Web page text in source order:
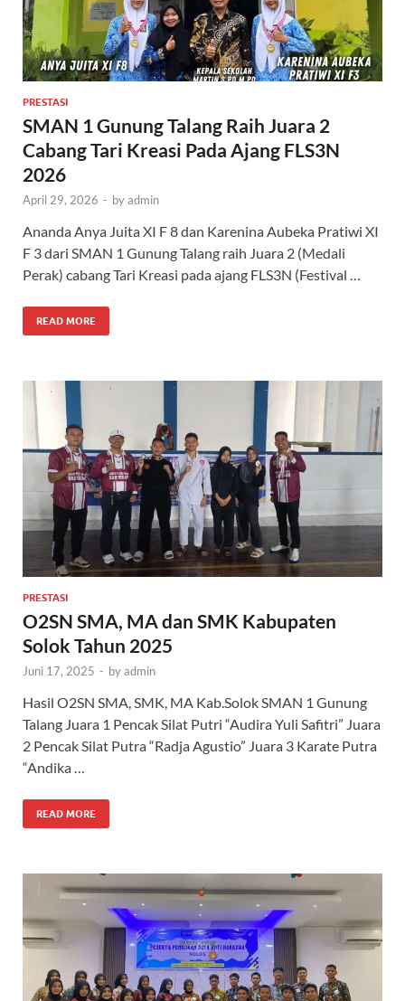
PRESTASI
SMAN 1 Gunung Talang Raih Juara 2
Cabang Tari Kreasi Pada Ajang FLS3N
2026
April 29, 2026 - byadmin
Ananda Anya Juita XI F 8 dan Karenina Aubeka Pratiwi XI
F 3 dari SMAN 1 Gunung Talang raih Juara 2 (Medali
Perak) cabang Tari Kreasi pada ajang FLS3N (Festival …
READ MORE
PRESTASI
O2SN SMA, MA dan SMK Kabupaten
Solok Tahun 2025
Juni 17, 2025 - byadmin
Hasil O2SN SMA, SMK, MA Kab.Solok SMAN 1 Gunung
Talang Juara 1 Pencak Silat Putri “Audira Yuli Safitri” Juara
2 Pencak Silat Putra “Radja Agustio” Juara 3 Karate Putra
“Andika …
READ MORE